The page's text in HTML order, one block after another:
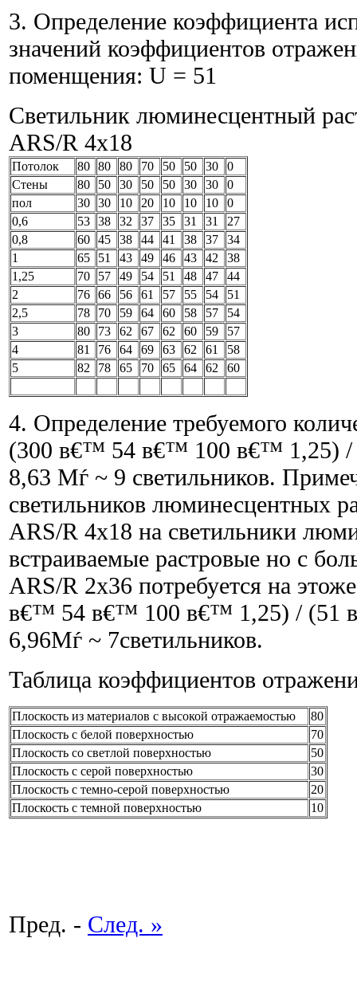
3. Определение коэффициента
значений коэффициентов
поменщения: U = 51
Светильник люминесцентный
ARS/R 4x18
Потолок 80 80 80 70 50 50 30
0
Стены
80 50 30 50 50 30 30
0
пол
30 30 10 20 10 10 10
0
0,6
53 38 32 37 35 31 31
27
0,8
60 45 38 44 41 38 37
34
1
65 51 43 49 46 43 42
38
1,25
70 57 49 54 51 48 47
44
2
76 66 56 61 57 55 54
51
2,5
78 70 59 64 60 58 57
54
3
80 73 62 67 62 60 59
57
4
81 76 64 69 63 62 61
58
5
82 78 65 70 65 64 62 60
4. Определение требуемого
(300 в€™ 54 в€™ 100 в€™ 1,25)
8,63 Мѓ ~ 9 светильников.
светильников люминесцентных
ARS/R 4x18 на светильники
встраиваемые растровые но с
ARS/R 2x36 потребуется на
в€™ 54 в€™ 100 в€™ 1,25) / (51
6,96Мѓ ~ 7светильников.
Таблица коэффициентов
Плоскость из материалов с высокой отражаемостью
80
Плоскость с белой поверхностью
70
Плоскость со светлой поверхностью
50
Плоскость с серой поверхностью
30
Плоскость с темно-серой поверхностью
20
Плоскость с темной поверхностью
10
Пред. - След. »